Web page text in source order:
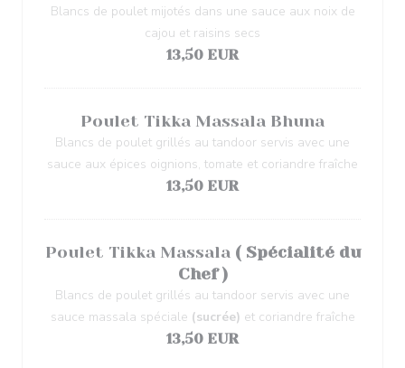
Blancs de poulet mijotés dans une sauce aux noix de
cajou et raisins secs
13,50 EUR
Poulet Tikka Massala Bhuna
Blancs de poulet grillés au tandoor servis avec une
sauce aux épices oignions, tomate et coriandre fraîche
13,50 EUR
Poulet Tikka Massala ( Spécialité du
Chef )
Blancs de poulet grillés au tandoor servis avec une
sauce massala spéciale (sucrée) et coriandre fraîche
13,50 EUR